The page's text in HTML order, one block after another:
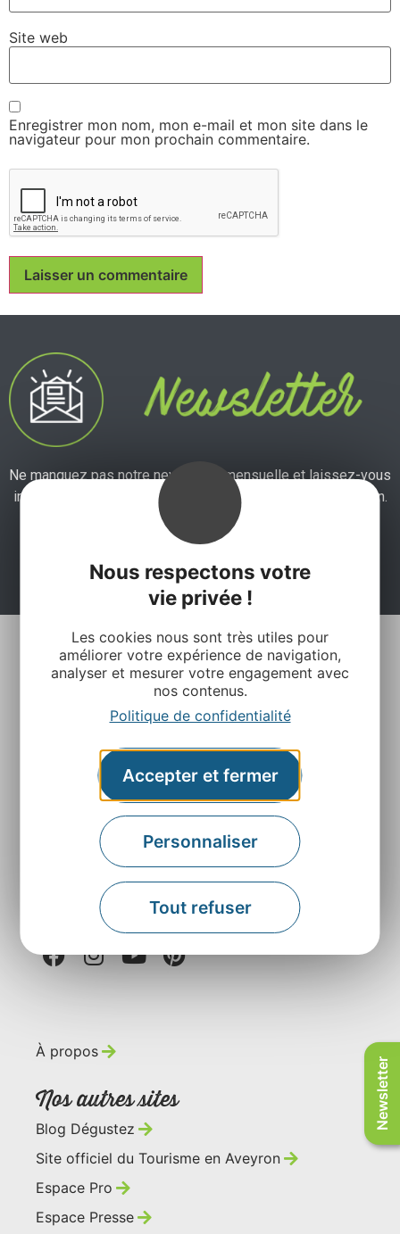
Nous respectons votre
vie privée !
Les cookies nous sont très utiles pour
améliorer votre expérience de navigation,
analyser et mesurer votre engagement avec
nos contenus.
Politique de confidentialité
Accepter et fermer
Personnaliser
Tout refuser
Site web
Enregistrer mon nom, mon e-mail et mon site dans le
navigateur pour mon prochain commentaire.
Ne manquez pas notre newsletter mensuelle et laissez-vous
inspirer pour profiter pleinement de votre séjour en Aveyron.
Agence Départementale de l’Attractivité et du
Tourisme de l’Aveyron
Rue Louis Blanc – BP831 – 12008 Rodez
Contactez-nous
Retrouvez-nous sur
À propos
Nos autres sites
Blog Dégustez
Site officiel du Tourisme en Aveyron
Espace Pro
Espace Presse
Newsletter